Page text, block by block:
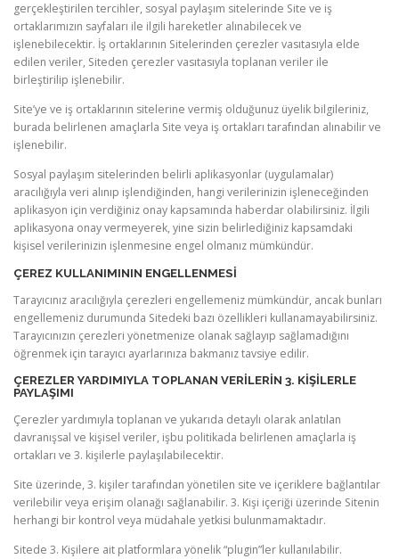
gerçekleştirilen tercihler, sosyal paylaşım sitelerinde Site ve iş
ortaklarımızın sayfaları ile ilgili hareketler alınabilecek ve
işlenebilecektir. İş ortaklarının Sitelerinden çerezler vasıtasıyla elde
edilen veriler, Siteden çerezler vasıtasıyla toplanan veriler ile
birleştirilip işlenebilir.
Site’ye ve iş ortaklarının sitelerine vermiş olduğunuz üyelik bilgileriniz,
burada belirlenen amaçlarla Site veya iş ortakları tarafından alınabilir ve
işlenebilir.
Sosyal paylaşım sitelerinden belirli aplikasyonlar (uygulamalar)
aracılığıyla veri alınıp işlendiğinden, hangi verilerinizin işleneceğinden
aplikasyon için verdiğiniz onay kapsamında haberdar olabilirsiniz. İlgili
aplikasyona onay vermeyerek, yine sizin belirlediğiniz kapsamdaki
kişisel verilerinizin işlenmesine engel olmanız mümkündür.
ÇEREZ KULLANIMININ ENGELLENMESI
Tarayıcınız aracılığıyla çerezleri engellemeniz mümkündür, ancak bunları
engellemeniz durumunda Sitedeki bazı özellikleri kullanamayabilirsiniz.
Tarayıcınızın çerezleri yönetmenize olanak sağlayıp sağlamadığını
öğrenmek için tarayıcı ayarlarınıza bakmanız tavsiye edilir.
ÇEREZLER YARDIMIYLA TOPLANAN VERILERIN 3. KIŞILERLE
PAYLAŞIMI
Çerezler yardımıyla toplanan ve yukarıda detaylı olarak anlatılan
davranışsal ve kişisel veriler, işbu politikada belirlenen amaçlarla iş
ortakları ve 3. kişilerle paylaşılabilecektir.
Site üzerinde, 3. kişiler tarafından yönetilen site ve içeriklere bağlantılar
verilebilir veya erişim olanağı sağlanabilir. 3. Kişi içeriği üzerinde Sitenin
herhangi bir kontrol veya müdahale yetkisi bulunmamaktadır.
Sitede 3. Kişilere ait platformlara yönelik “plugin”ler kullanılabilir.